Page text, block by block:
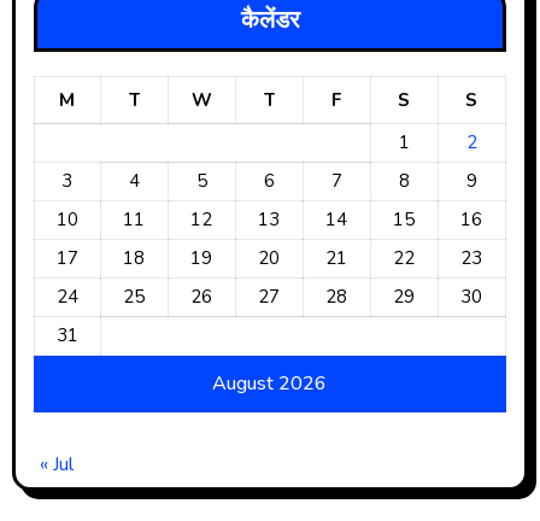
कैलेंडर
August 2026
M T W T F S
S
1
2
3
4 5 6 7 8
9
10
11 12 13 14 15
16
17
18 19 20 21 22
23
24
25 26 27 28 29
30
31
« Jul